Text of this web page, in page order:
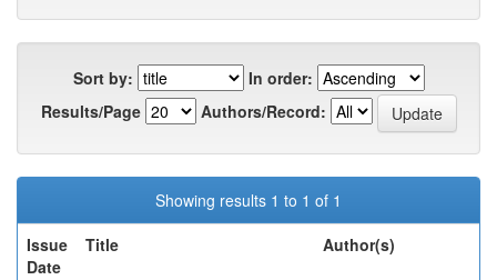
Sort by:
In order:
Results/Page
Authors/Record:
Showing results 1 to 1 of 1
Issue
Date
Title Author(s)